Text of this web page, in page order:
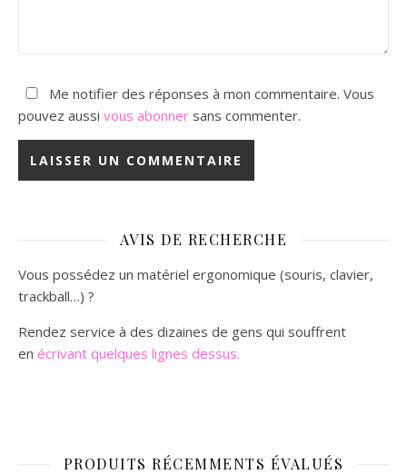
Me notifier des réponses à mon commentaire. Vous
pouvez aussi vous abonner sans commenter.
AVIS DE RECHERCHE
Vous possédez un matériel ergonomique (souris, clavier,
trackball…) ?
Rendez service à des dizaines de gens qui souffrent
en écrivant quelques lignes dessus.
PRODUITS RÉCEMMENTS ÉVALUÉS